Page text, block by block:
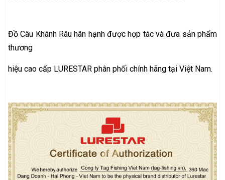
Đồ Câu Khánh Râu hân hạnh được hợp tác và đưa sản phẩm
thương
hiệu cao cấp LURESTAR phân phối chính hãng tại Việt Nam.